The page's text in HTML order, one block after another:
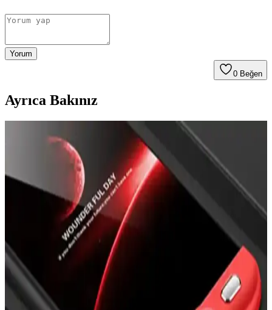
Yorum
0 Beğen
Ayrıca Bakınız
Prolysus Samsung Galaxy M31 Kapaklı Standlı
Cüzdan Kılıfı İncelemesi ve Kullanıcı Yorumları
Prolysus'un Samsung Galaxy M31 uyumlu kapaklı standlı cüzdan
kılıfı, yüksek kaliteli malzeme ve fonksiyonellik sunar. Estetik
tasarımıyla kullanıcı memnuniyetini artırırken, koruma ve kullanım
En İyi iPhone Kılıfları: Dayanıklılık, Tasarım ve
Koruma Özellikleri Analizi
İşte iPhone'unuzu koruyan en iyi kılıflar, dayanıklılık, tasarım ve
koruma seviyeleriyle ilgili detaylar ve güncel trendler hakkında bilgi.
Nazar Boncuklu Telefon Kılıfları: Estetik ve Manevi